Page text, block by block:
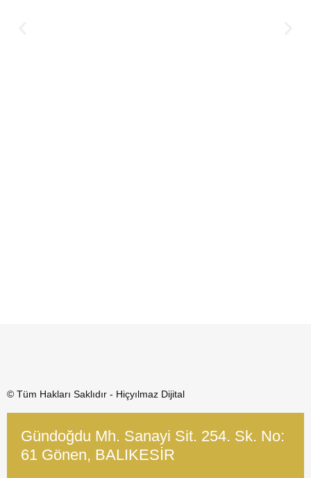
© Tüm Hakları Saklıdır - Hiçyılmaz Dijital
Gündoğdu Mh. Sanayi Sit. 254. Sk. No:
61 Gönen, BALIKESİR